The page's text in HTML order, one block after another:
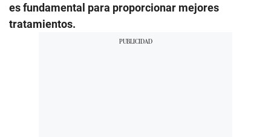
es fundamental para proporcionar mejores
tratamientos.